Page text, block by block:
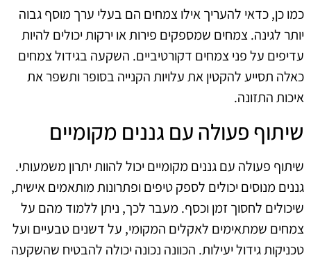
כמו כן, כדאי להעריך אילו צמחים הם בעלי ערך מוסף גבוה
יותר לגינה. צמחים שמספקים פירות או ירקות יכולים להיות
עדיפים על פני צמחים דקורטיביים. השקעה בגידול צמחים
כאלה תסייע להקטין את עלויות הקנייה בסופר ותשפר את
איכות התזונה.
שיתוף פעולה עם גננים מקומיים
שיתוף פעולה עם גננים מקומיים יכול להוות יתרון משמעותי.
גננים מנוסים יכולים לספק טיפים ופתרונות מותאמים אישית,
שיכולים לחסוך זמן וכסף. מעבר לכך, ניתן ללמוד מהם על
צמחים שמתאימים לאקלים המקומי, על דשנים טבעיים ועל
טכניקות גידול יעילות. הכוונה נכונה יכולה להבטיח שהשקעה